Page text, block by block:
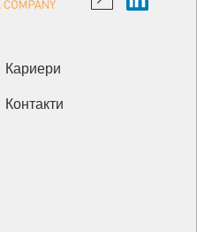
Кариери
Контакти